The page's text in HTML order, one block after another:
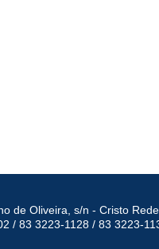
de Oliveira, s/n - Cristo
/ 83 3223-1128 / 83 3223-